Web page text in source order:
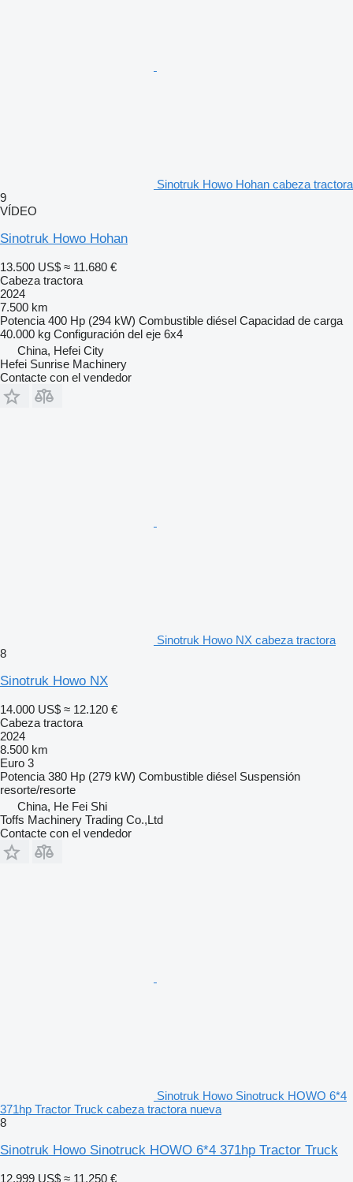
Sinotruk Howo Hohan cabeza tractora
9
VÍDEO
Sinotruk Howo Hohan
13.500 US$ ≈ 11.680 €
Cabeza tractora
2024
7.500 km
Potencia 400 Hp (294 kW) Combustible diésel Capacidad de carga
40.000 kg Configuración del eje 6x4
China, Hefei City
Hefei Sunrise Machinery
Contacte con el vendedor
Sinotruk Howo NX cabeza tractora
8
Sinotruk Howo NX
14.000 US$ ≈ 12.120 €
Cabeza tractora
2024
8.500 km
Euro 3
Potencia 380 Hp (279 kW) Combustible diésel Suspensión
resorte/resorte
China, He Fei Shi
Toffs Machinery Trading Co.,Ltd
Contacte con el vendedor
Sinotruk Howo Sinotruck HOWO 6*4
371hp Tractor Truck cabeza tractora nueva
8
Sinotruk Howo Sinotruck HOWO 6*4 371hp Tractor Truck
12.999 US$ ≈ 11.250 €